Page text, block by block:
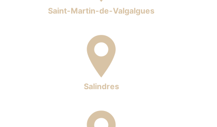
Saint-Martin-de-Valgalgues
Salindres